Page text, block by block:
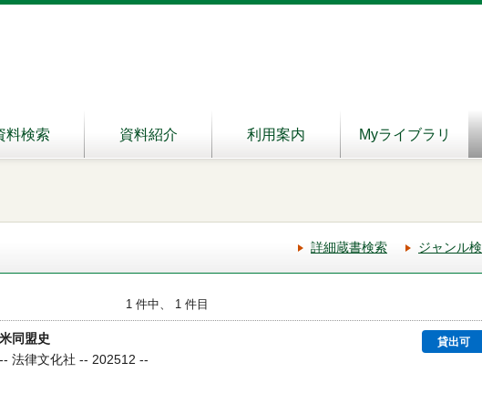
料検索 資料紹介 利用案内 Myライブラリ
詳細蔵書検索 ジャンル
1 件中、 1 件目
同盟史 貸出可
法律文化社 -- 202512 --